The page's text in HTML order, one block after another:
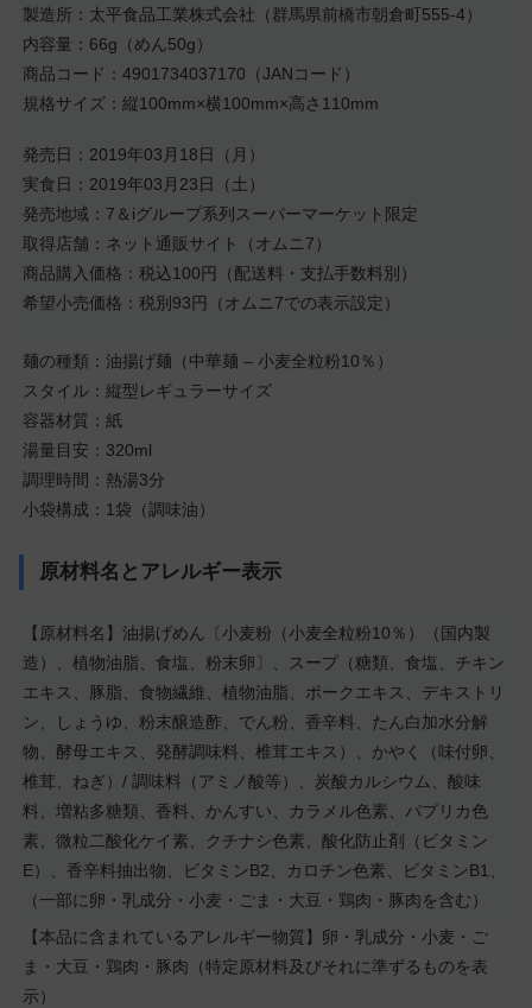
製造所：太平食品工業株式会社（群馬県前橋市朝倉町555-4）
内容量：66g（めん50g）
商品コード：4901734037170（JANコード）
規格サイズ：縦100mm×横100mm×高さ110mm
発売日：2019年03月18日（月）
実食日：2019年03月23日（土）
発売地域：7＆iグループ系列スーパーマーケット限定
取得店舗：ネット通販サイト（オムニ7）
商品購入価格：税込100円（配送料・支払手数料別）
希望小売価格：税別93円（オムニ7での表示設定）
麺の種類：油揚げ麺（中華麺 – 小麦全粒粉10％）
スタイル：縦型レギュラーサイズ
容器材質：紙
湯量目安：320ml
調理時間：熱湯3分
小袋構成：1袋（調味油）
原材料名とアレルギー表示
【原材料名】油揚げめん〔小麦粉（小麦全粒粉10％）（国内製
造）、植物油脂、食塩、粉末卵〕、スープ（糖類、食塩、チキン
エキス、豚脂、食物繊維、植物油脂、ポークエキス、デキストリ
ン、しょうゆ、粉末醸造酢、でん粉、香辛料、たん白加水分解
物、酵母エキス、発酵調味料、椎茸エキス）、かやく（味付卵、
椎茸、ねぎ）/ 調味料（アミノ酸等）、炭酸カルシウム、酸味
料、増粘多糖類、香料、かんすい、カラメル色素、パプリカ色
素、微粒二酸化ケイ素、クチナシ色素、酸化防止剤（ビタミン
E）、香辛料抽出物、ビタミンB2、カロチン色素、ビタミンB1、
（一部に卵・乳成分・小麦・ごま・大豆・鶏肉・豚肉を含む）
【本品に含まれているアレルギー物質】卵・乳成分・小麦・ご
ま・大豆・鶏肉・豚肉（特定原材料及びそれに準ずるものを表
示）